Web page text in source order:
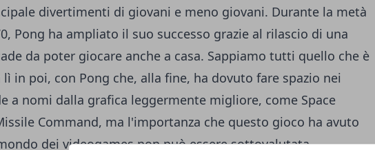
divertimenti di giovani e meno giovani. Durante la metà
Pong ha ampliato il suo successo grazie al rilascio di una
da poter giocare anche a casa. Sappiamo tutti quello che è
lì in poi, con Pong che, alla fine, ha dovuto fare spazio nei
a nomi dalla grafica leggermente migliore, come Space
Command, ma l'importanza che questo gioco ha avuto
dei videogames non può essere sottovalutata.